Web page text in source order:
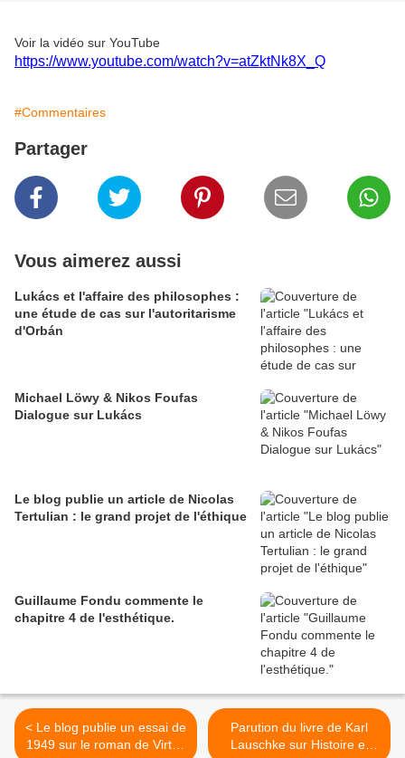
Voir la vidéo sur YouTube
https://www.youtube.com/watch?v=atZktNk8X_Q
#Commentaires
Partager
Vous aimerez aussi
Lukács et l'affaire des philosophes :
une étude de cas sur l'autoritarisme
d'Orbán
Michael Löwy & Nikos Foufas
Dialogue sur Lukács
Le blog publie un article de Nicolas
Tertulian : le grand projet de l'éthique
Guillaume Fondu commente le
chapitre 4 de l'esthétique.
< Le blog publie un essai de
1949 sur le roman de Virta :
Parution du livre de Karl
Lauschke sur Histoire et